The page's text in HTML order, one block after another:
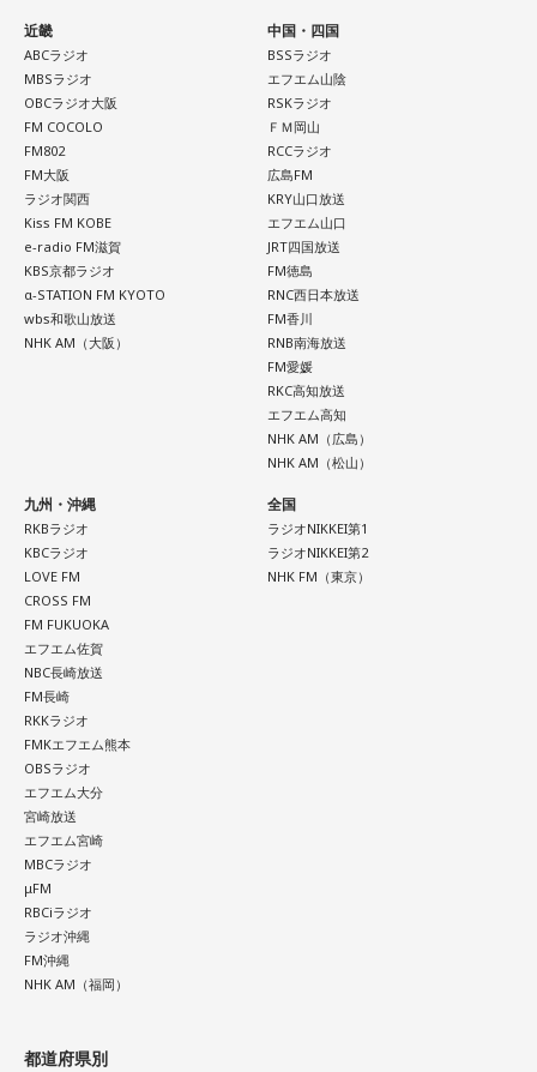
とはいえ、塩貝選手とはW杯が終わったときに違うところで
会いましたけど、本当に純粋なんですよ。全然悪気がないと
いうか。ただ、プロの選手としてそこまで考えてコメントす
るべきだったかなとは思います。
でもまだ若いですから。森保監督は“リバウンドメンタリテ
ィ”という言葉をよく使いますけど、何かうまくいかなかった
後のリアクションがすごく重要で、今後そこを塩貝選手は試
されるのかなと思いますし、その期待に応えるだけのものを
持っている選手だと思いますから、良いエネルギーに変えて
もらいたいなと思います。
----------------------------------------------------
この日の放送をradikoタイムフリーで聴く
※放送エリア外の方は、プレミアム会員の登録でご利用いた
----------------------------------------------------
＜番組概要＞
番組名：SPORTS BEAT supported by TOYOTA
放送日時：毎週土曜 10:00～10:50
パーソナリティ：藤木直人、高見侑里
番組Webサイト：
番組公式X：
近畿
ABCラジオ
MBSラジオ
OBCラジオ大阪
FM COCOLO
FM802
FM大阪
ラジオ関西
Kiss FM KOBE
e-radio FM滋賀
KBS京都ラジオ
α-STATION FM KYOTO
wbs和歌山放送
NHK AM（大阪）
中国・四国
BSSラジオ
エフエム山陰
RSKラジオ
ＦＭ岡山
RCCラジオ
広島FM
KRY山口放送
エフエム山口
JRT四国放送
FM徳島
RNC西日本放送
FM香川
RNB南海放送
FM愛媛
RKC高知放送
エフエム高知
NHK AM（広島）
NHK AM（松山）
九州・沖縄
RKBラジオ
KBCラジオ
LOVE FM
CROSS FM
FM FUKUOKA
エフエム佐賀
NBC長崎放送
FM長崎
RKKラジオ
FMKエフエム熊本
OBSラジオ
エフエム大分
宮崎放送
エフエム宮崎
MBCラジオ
μFM
RBCiラジオ
ラジオ沖縄
FM沖縄
NHK AM（福岡）
全国
ラジオNIKKEI第1
ラジオNIKKEI第2
NHK FM（東京）
都道府県別